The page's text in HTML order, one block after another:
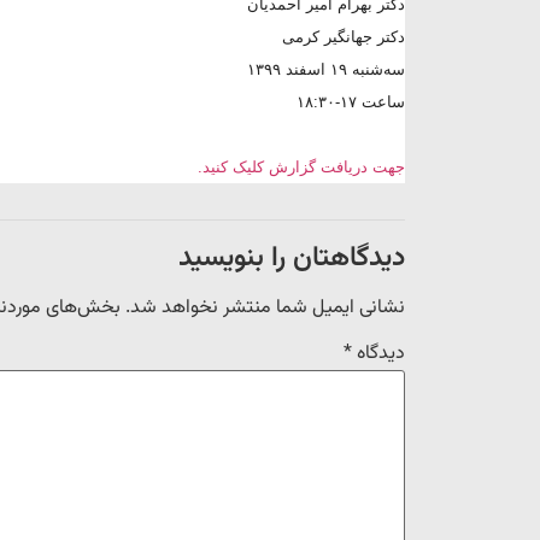
دکتر بهرام امیر احمدیان
دکتر جهانگیر کرمی
سه‌شنبه ۱۹ اسفند ۱۳۹۹
ساعت ۱۷-۱۸:۳۰
جهت دریافت گزارش کلیک کنید.
دیدگاهتان را بنویسید
نشانی ایمیل شما منتشر نخواهد شد. بخش‌های
دیدگاه*